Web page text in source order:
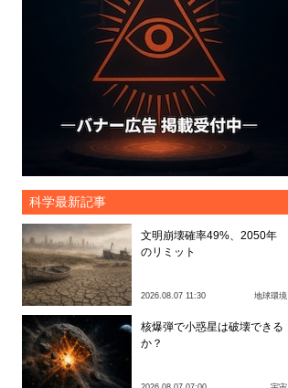
科学最新記事
文明崩壊確率49%、2050年
のリミット
2026.08.07 11:30 地球環境
核爆弾で小惑星は破壊できる
か？